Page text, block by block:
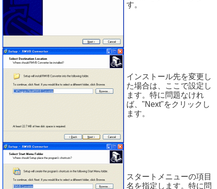
す。
インストール先を変更し
た場合は、ここで設定し
ます。特に問題なけれ
ば、"Next"をクリックし
ます。
スタートメニューの項目
名を指定します。特に問